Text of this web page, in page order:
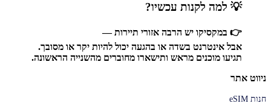
💡 למה לקנות עכשיו?
👉 במקסיקו יש הרבה אזורי תיירות —
אבל אינטרנט בשדה או בהגעה יכול להיות יקר או מסובך.
תגיעו מוכנים מראש ותישארו מחוברים מהשנייה הראשונה.
ניווט אתר
חנות eSIM